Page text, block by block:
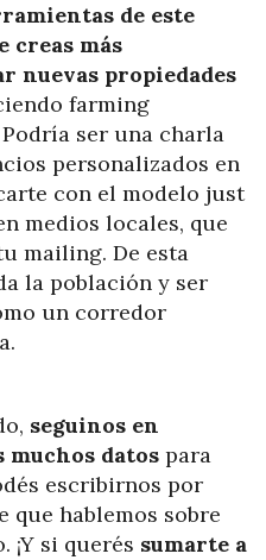
de este
creas más
nuevas propiedades
farming
ser una charla
personalizados en
con el modelo just
medios locales, que
mailing. De esta
la población y ser
un corredor
seguinos en
muchos datos para
escribirnos por
que hablemos sobre
¡Y si querés sumarte a